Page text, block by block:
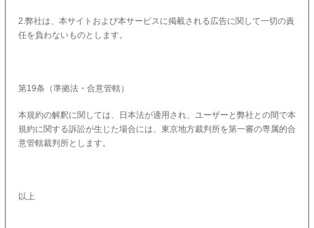
2.弊社は、本サイトおよび本サービスに掲載される広告に関して一切の責
任を負わないものとします。
第19条（準拠法・合意管轄）
本規約の解釈に関しては、日本法が適用され、ユーザーと弊社との間で本
規約に関する訴訟が生じた場合には、東京地方裁判所を第一審の専属的合
意管轄裁判所とします。
以上